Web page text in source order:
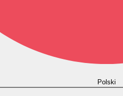
Polski